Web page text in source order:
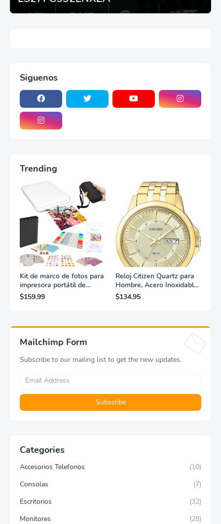
Siguenos
Trending
Kit de marco de fotos para
impresora portátil de
fotografías y vídeos
Lifeprint 3x4,5 (blanca)
$159.99
Reloj Citizen Quartz para
Hombre, Acero Inoxidable,
Clásico, Dorado
$134.95
Mailchimp Form
Subscribe to our mailing list to get the new updates.
Categories
Accesorios Telefonos
(10)
Consolas
(7)
Escritorios
(32)
Monitores
(28)